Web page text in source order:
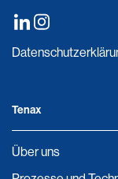
Tenax
Über uns